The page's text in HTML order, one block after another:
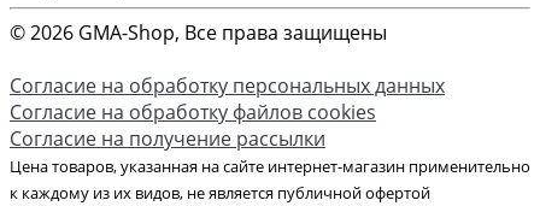
© 2026 GMA-Shop, Все права защищены
Согласие на обработку персональных данных
Согласие на обработку файлов cookies
Согласие на получение рассылки
Цена товаров, указанная на сайте интернет-магазин применительно
к каждому из их видов, не является публичной офертой